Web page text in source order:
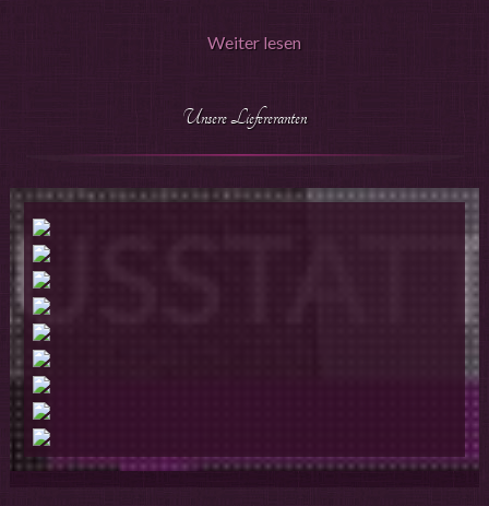
für diese Technik geeignet. Die wichtigste Voraussetzung ist in
Außerdem müssen die vorangegangenen Anstriche immer
vollständig durchgetrocknet sein.
gehen in den Kontaktbereich und fordern Informationen an. Am
besten Sie besuchen uns gleich in unserem Fachgeschäft in
Klosterlechfeld, Bahnhofstraße 5. Dort können Sie die neuen
Tapetenkollektionen mit Vliesrücken ansehen. Wir freuen uns
auf Sie!
Weiter lesen
Unsere Liefereranten